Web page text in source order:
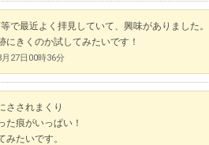
で最近よく拝見していて、興味がありました。
にきくのか試してみたいです！
月27日00時36分
さされまくり
た痕がいっぱい！
みたいです。